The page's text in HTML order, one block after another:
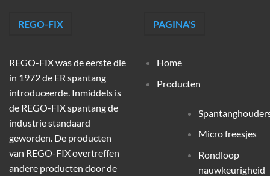
REGO-FIX
REGO-FIX was de eerste die
in 1972 de ER spantang
introduceerde. Inmiddels is
de REGO-FIX spantang de
industrie standaard
geworden. De producten
van REGO-FIX overtreffen
andere producten door de
PAGINA'S
Home
Producten
Micro freesjes
Rondloop
nauwkeurigheid